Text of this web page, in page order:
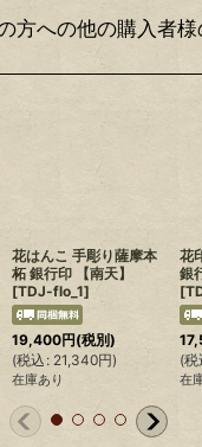
方への他の購入者
花はんこ 手彫り薩摩本
柘 銀行印 【南天】
[TDJ-flo_1]
19,400円(税別)
(税込 : 21,340円)
在庫あり
花
銀
[
(税
在